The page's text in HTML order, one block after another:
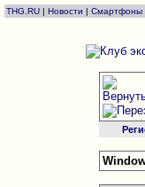
THG.RU | Новости | Смартфоны